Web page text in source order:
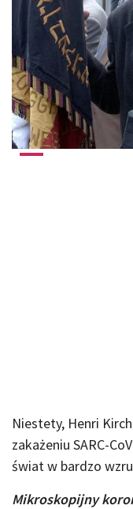
Niestety, Henri
zakażeniu SARC-
świat w bardzo
Mikroskopijny